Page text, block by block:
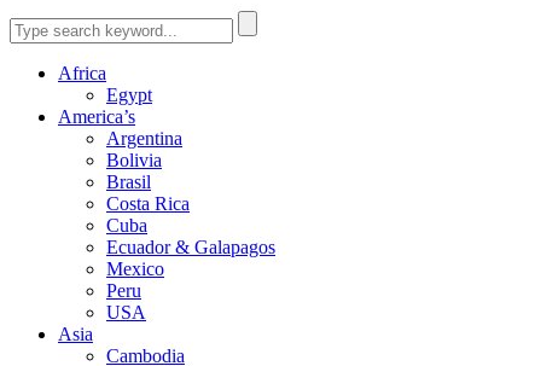
Africa
Egypt
America’s
Argentina
Bolivia
Brasil
Costa Rica
Cuba
Ecuador & Galapagos
Mexico
Peru
USA
Asia
Cambodia